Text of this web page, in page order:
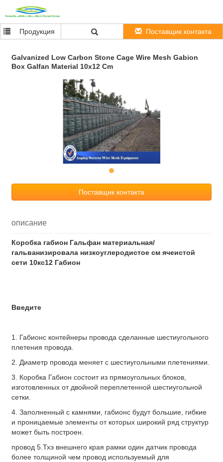
Продукция Поставщик контакта
Galvanized Low Carbon Stone Cage Wire Mesh Gabion
Box Galfan Material 10x12 Cm
Поставщик контакта
описание
Коробка габион Гальфан материальная/
гальванизировала низкоуглеродистое см ячеистой
сети 10кс12 Габион
Введите
1. Габионс контейнеры провода сделанные шестиугольного
плетения провода.
2. Диаметр провода меняет с шестиугольными плетениями.
3. Коробка Габион состоит из прямоугольных блоков,
изготовленных от двойной переплетенной шестиугольной
сетки.
4. Заполненный с камнями, габионс будут большие, гибкие
и проницаемые элементы от которых широкий ряд структур
может быть построен.
провод 5.Тхэ внешнего края рамки один датчик провода
более толщиной чем провод используемый для